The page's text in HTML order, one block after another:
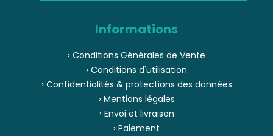
Informations
› Conditions Générales de Vente
› Conditions d'utilisation
› Confidentialités & protections des données
› Mentions légales
› Envoi et livraison
› Paiement